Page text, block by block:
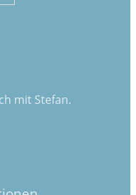
mit Stefan.